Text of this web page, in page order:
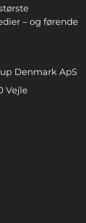
– og førende
Denmark ApS
Vejle